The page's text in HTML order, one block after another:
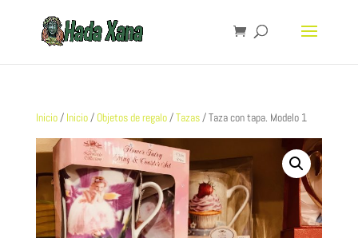
Inicio/ Inicio/ Objetos de regalo/Tazas/ Taza con tapa. Modelo 1